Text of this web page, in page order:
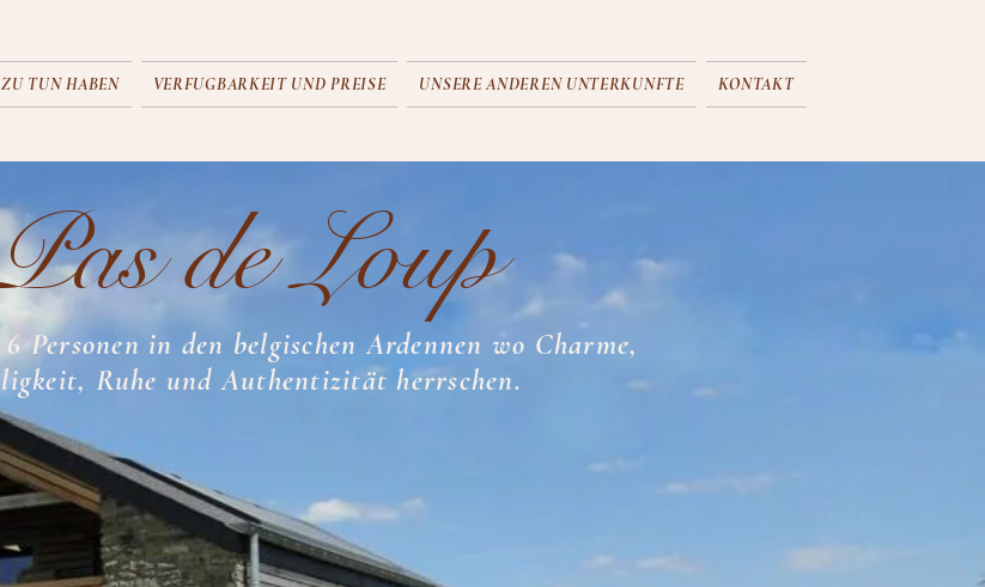
ZU TUN HABEN VERFUGBARKEIT UND PREISE UNSERE ANDEREN UNTERKUNFTE KONTAKT
de Loup
Personen in den belgischen Ardennen wo Charme,
Ruhe und Authentizität herrschen.